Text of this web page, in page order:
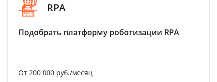
RPA
Подобрать платформу роботизации RPA
От 200 000 руб./месяц